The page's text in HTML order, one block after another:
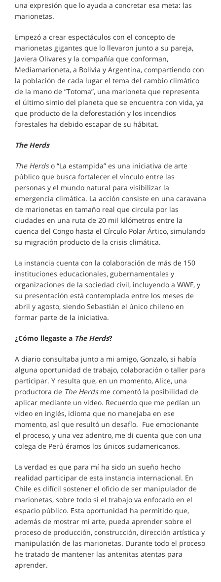
una expresión que lo ayuda a concretar esa meta: las
marionetas.
Empezó a crear espectáculos con el concepto de
marionetas gigantes que lo llevaron junto a su pareja,
Javiera Olivares y la compañía que conforman,
Mediamarioneta, a Bolivia y Argentina, compartiendo con
la población de cada lugar el tema del cambio climático
de la mano de “Totoma”, una marioneta que representa
el último simio del planeta que se encuentra con vida, ya
que producto de la deforestación y los incendios
forestales ha debido escapar de su hábitat.
The Herds
The Herdso “La estampida” es una iniciativa de arte
público que busca fortalecer el vínculo entre las
personas y el mundo natural para visibilizar la
emergencia climática. La acción consiste en una caravana
de marionetas en tamaño real que circula por las
ciudades en una ruta de 20 mil kilómetros entre la
cuenca del Congo hasta el Círculo Polar Ártico, simulando
su migración producto de la crisis climática.
La instancia cuenta con la colaboración de más de 150
instituciones educacionales, gubernamentales y
organizaciones de la sociedad civil, incluyendo a WWF, y
su presentación está contemplada entre los meses de
abril y agosto, siendo Sebastián el único chileno en
formar parte de la iniciativa.
¿Cómo llegaste a The Herds?
A diario consultaba junto a mi amigo, Gonzalo, si había
alguna oportunidad de trabajo, colaboración o taller para
participar. Y resulta que, en un momento, Alice, una
productora de The Herds me comentó la posibilidad de
aplicar mediante un video. Recuerdo que me pedían un
video en inglés, idioma que no manejaba en ese
momento, así que resultó un desafío. Fue emocionante
el proceso, y una vez adentro, me di cuenta que con una
colega de Perú éramos los únicos sudamericanos.
La verdad es que para mí ha sido un sueño hecho
realidad participar de esta instancia internacional. En
Chile es difícil sostener el oficio de ser manipulador de
marionetas, sobre todo si el trabajo va enfocado en el
espacio público. Esta oportunidad ha permitido que,
además de mostrar mi arte, pueda aprender sobre el
proceso de producción, construcción, dirección artística y
manipulación de las marionetas. Durante todo el proceso
he tratado de mantener las antenitas atentas para
aprender.